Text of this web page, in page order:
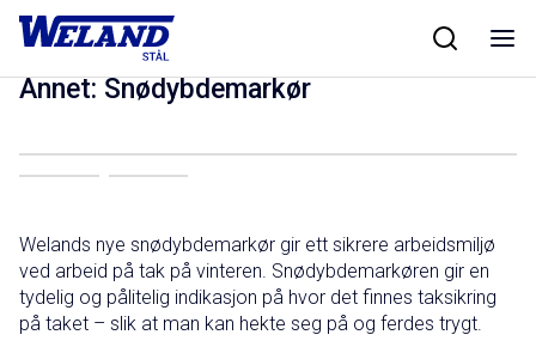
Skip
Hjem/Produkter/Taksikkerhet
Annet: Snødybdemarkør
Welands nye snødybdemarkør gir ett sikrere arbeidsmiljø
ved arbeid på tak på vinteren. Snødybdemarkøren gir en
tydelig og pålitelig indikasjon på hvor det finnes taksikring
på taket – slik at man kan hekte seg på og ferdes trygt.